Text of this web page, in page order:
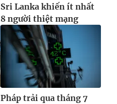
Sri Lanka khiến ít nhất
8 người thiệt mạng
Pháp trải qua tháng 7